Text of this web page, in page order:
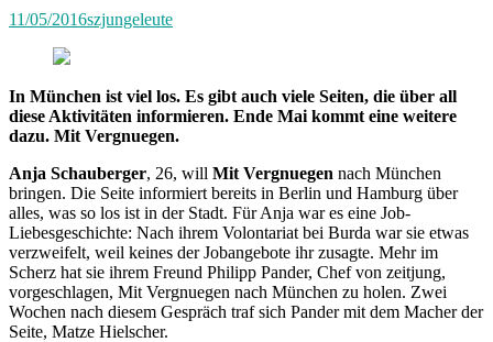
11/05/2016szjungeleute
In München ist viel los. Es gibt auch viele Seiten, die über all
diese Aktivitäten informieren. Ende Mai kommt eine weitere
dazu. Mit Vergnuegen.
Anja Schauberger, 26, will Mit Vergnuegen nach München
bringen. Die Seite informiert bereits in Berlin und Hamburg über
alles, was so los ist in der Stadt. Für Anja war es eine Job-
Liebesgeschichte: Nach ihrem Volontariat bei Burda war sie etwas
verzweifelt, weil keines der Jobangebote ihr zusagte. Mehr im
Scherz hat sie ihrem Freund Philipp Pander, Chef von zeitjung,
vorgeschlagen, Mit Vergnuegen nach München zu holen. Zwei
Wochen nach diesem Gespräch traf sich Pander mit dem Macher der
Seite, Matze Hielscher.